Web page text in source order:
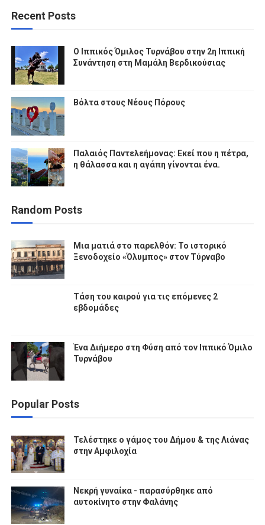
Recent Posts
Ο Ιππικός Όμιλος Τυρνάβου στην 2η Ιππική
Συνάντηση στη Μαμάλη Βερδικούσιας
Βόλτα στους Νέους Πόρους
Παλαιός Παντελεήμονας: Εκεί που η πέτρα,
η θάλασσα και η αγάπη γίνονται ένα.
Random Posts
Μια ματιά στο παρελθόν: Το ιστορικό
Ξενοδοχείο «Όλυμπος» στον Τύρναβο
Τάση του καιρού για τις επόμενες 2
εβδομάδες
Ένα Διήμερο στη Φύση από τον Ιππικό Όμιλο
Τυρνάβου
Popular Posts
Τελέστηκε ο γάμος του Δήμου & της Λιάνας
στην Αμφιλοχία
Νεκρή γυναίκα - παρασύρθηκε από
αυτοκίνητο στην Φαλάνης